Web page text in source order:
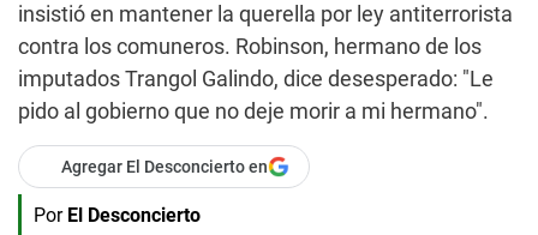
insistió en mantener la querella por ley antiterrorista
contra los comuneros. Robinson, hermano de los
imputados Trangol Galindo, dice desesperado: "Le
pido al gobierno que no deje morir a mi hermano".
Agregar El Desconcierto en
Por El Desconcierto